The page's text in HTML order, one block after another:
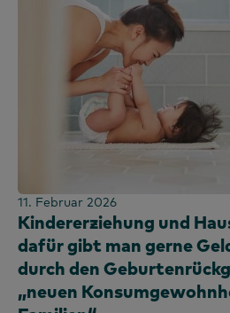
11. Februar 2026
Kindererziehung und
dafür gibt man gerne
durch den
„neuen